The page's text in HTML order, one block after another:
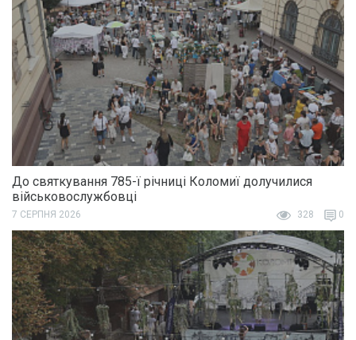
До святкування 785-ї річниці Коломиї долучилися
військовослужбовці
7 СЕРПНЯ 2026 328 0